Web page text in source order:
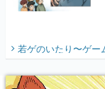
若ゲのいたり〜ゲー